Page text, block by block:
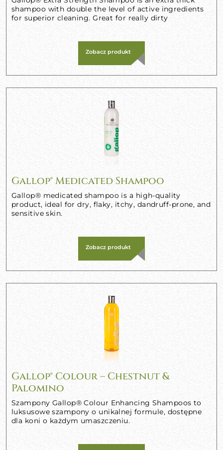
shampoo with double the level of active ingredients
for superior cleaning. Great for really dirty
Zobacz produkt
Gallop® Medicated Shampoo
Gallop® medicated shampoo is a high-quality
product, ideal for dry, flaky, itchy, dandruff-prone, and
sensitive skin.
Zobacz produkt
Gallop® Colour – Chestnut &
Palomino
Szampony Gallop® Colour Enhancing Shampoos to
luksusowe szampony o unikalnej formule, dostępne
dla koni o każdym umaszczeniu.